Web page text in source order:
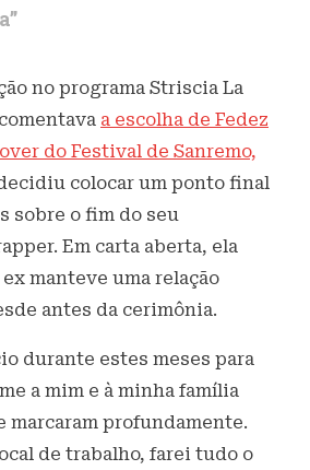
no programa Striscia La
a escolha de Fedez
do Festival de Sanremo,
colocar um ponto final
sobre o fim do seu
Em carta aberta, ela
manteve uma relação
antes da cerimônia.
durante estes meses para
a mim e à minha família
marcaram profundamente.
de trabalho, farei tudo o